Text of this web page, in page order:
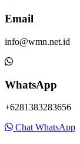
Email
info@wmn.net.id
WhatsApp
+6281383283656
Chat WhatsApp